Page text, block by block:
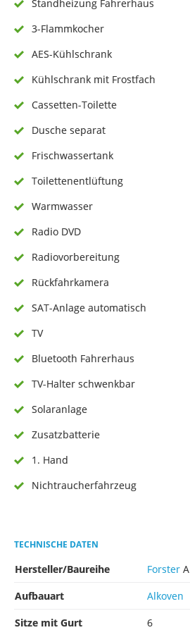
Standheizung Fahrerhaus
3-Flammkocher
AES-Kühlschrank
Kühlschrank mit Frostfach
Cassetten-Toilette
Dusche separat
Frischwassertank
Toilettenentlüftung
Warmwasser
Radio DVD
Radiovorbereitung
Rückfahrkamera
SAT-Anlage automatisch
TV
Bluetooth Fahrerhaus
TV-Halter schwenkbar
Solaranlage
Zusatzbatterie
1. Hand
Nichtraucherfahrzeug
TECHNISCHE DATEN
Hersteller/Baureihe Forster A
Aufbauart
Alkoven
Sitze mit Gurt
6